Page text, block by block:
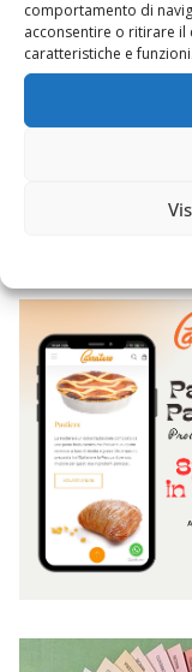
comportamento di
acconsentire o ritirare il
caratteristiche e funzioni.